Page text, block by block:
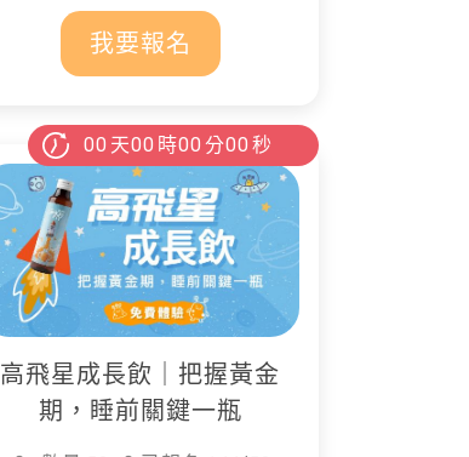
我要報名
00 天00 時00 分00 秒
高飛星成長飲｜把握黃金
期，睡前關鍵一瓶